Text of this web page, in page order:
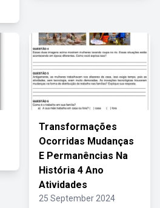
Transformações
Ocorridas Mudanças
E Permanências Na
História 4 Ano
Atividades
25 September 2024